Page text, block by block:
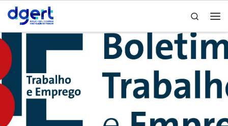
Skip to content
Search